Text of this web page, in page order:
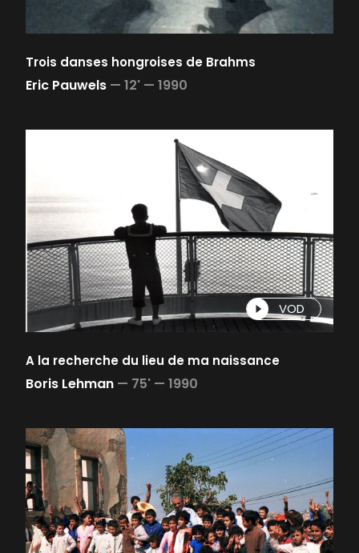
Trois danses hongroises de Brahms
Eric Pauwels — 12' — 1990
VOD
A la recherche du lieu de ma naissance
Boris Lehman — 75' — 1990